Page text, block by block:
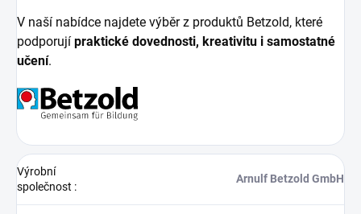
V naší nabídce najdete výběr z produktů Betzold, které
podporují praktické dovednosti, kreativitu i samostatné
učení.
Výrobní
společnost :
Arnulf Betzold GmbH